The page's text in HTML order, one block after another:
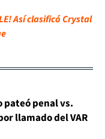
Así clasificó Crystal
pateó penal vs.
llamado del VAR